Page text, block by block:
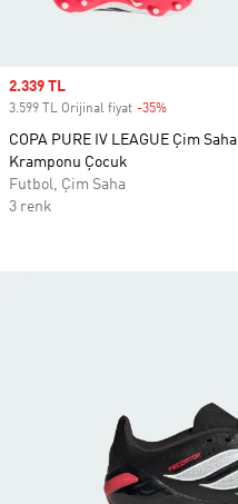
Sale price
2.339 TL
3.599 TL Orijinal fiyat -35%
COPA PURE IV LEAGUE Çim Saha
Kramponu Çocuk
Futbol, Çim Saha
3 renk